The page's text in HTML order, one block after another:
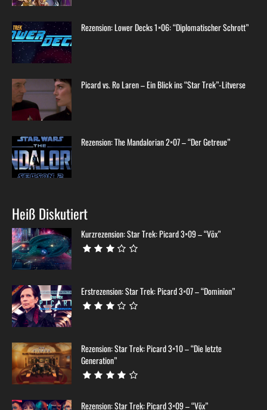
Rezension: Lower Decks 1×06: “Diplomatischer Schrott”
Picard vs. Ro Laren – Ein Blick ins “Star Trek”-Litverse
Rezension: The Mandalorian 2×07 – “Der Getreue”
Heiß Diskutiert
Kurzrezension: Star Trek: Picard 3×09 – “Võx”
Erstrezension: Star Trek: Picard 3×07 – “Dominion”
Rezension: Star Trek: Picard 3×10 – “Die letzte
Generation”
Rezension: Star Trek: Picard 3×09 – “Võx”